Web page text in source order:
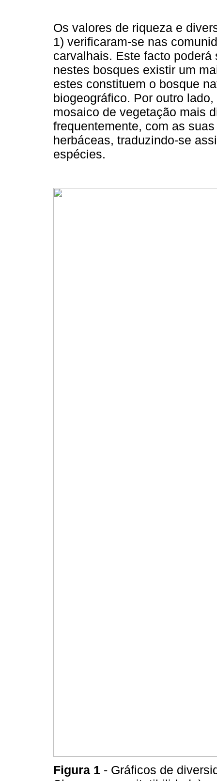
Os valores de riqueza e
1) verificaram-se nas
carvalhais. Este facto
nestes bosques existir um
estes constituem o bosque
biogeográfico. Por outro
mosaico de vegetação mais
frequentemente, com as
herbáceas, traduzindo-se
espécies.
Figura 1 - Gráficos de